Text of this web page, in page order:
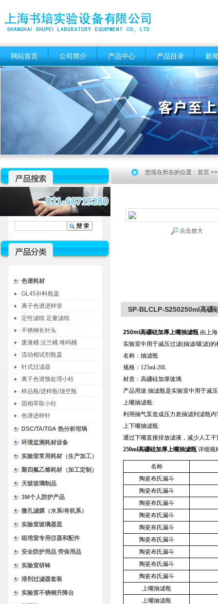
网站首页 公司简介 产品中心 产品目录 新
色谱耗材
GL45补料瓶盖
离子色谱进样管
定性滤纸 定量滤纸
不锈钢长针头
废液桶 法兰桶 堆码桶
流动相试剂瓶盖
针式过滤器
离子色谱预处理小柱
样品瓶/进样瓶/顶空瓶
固相萃取小柱
色谱进样针
DSC/TA/TGA 热分析坩埚
环境监测耗材设备
实验室常用耗材（生产加工）
聚四氟乙烯耗材（加工定制）
天玻玻璃制品
3M个人防护产品
微孔滤膜（水系/有机系）
实验室玻璃器皿
组培室专用仪器和配件
安全防护用品 劳保用品
实验室研钵
溶剂过滤器套装
实验室不锈钢升降台
您现在所在的位置： 首页
点击放大
SP-BLCLP-S250250ml高硼
250ml高硼硅加厚上嘴抽滤瓶 由上
实验室中用于减压过滤(抽滤/吸滤)
名称：抽滤瓶
规格：125ml-20L
材质：高硼硅加厚玻璃
产品用途:抽滤瓶是实验室中用于减
上嘴抽滤瓶:
利用抽气泵造成压力差抽滤到滤瓶
上下嘴抽滤瓶:
通过下嘴直接排放滤液，减少人工
250ml高硼硅加厚上嘴抽滤瓶 详细规
名称
陶瓷布氏漏斗
陶瓷布氏漏斗
陶瓷布氏漏斗
陶瓷布氏漏斗
陶瓷布氏漏斗
陶瓷布氏漏斗
陶瓷布氏漏斗
陶瓷布氏漏斗
陶瓷布氏漏斗
上嘴抽滤瓶
上嘴抽滤瓶